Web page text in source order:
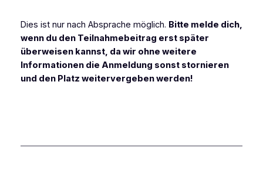
Dies ist nur nach Absprache möglich. Bitte melde dich,
wenn du den Teilnahmebeitrag erst später
überweisen kannst, da wir ohne weitere
Informationen die Anmeldung sonst stornieren
und den Platz weitervergeben werden!